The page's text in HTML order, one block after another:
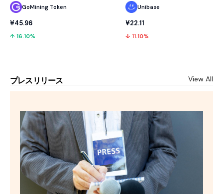
GoMining Token
¥45.96
↑ 16.10%
Unibase
¥22.11
↓ 11.10%
プレスリリース View All